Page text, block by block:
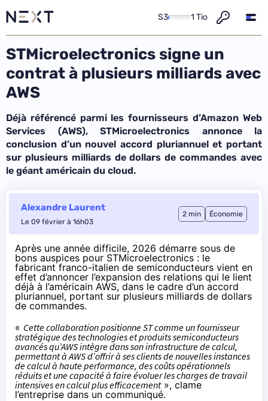
S3 1 Tio
STMicroelectronics signe un
contrat à plusieurs milliards avec
AWS
Déjà référencé parmi les fournisseurs d’Amazon Web
Services (AWS), STMicroelectronics annonce la
conclusion d’un nouvel accord pluriannuel et portant
sur plusieurs milliards de dollars de commandes avec
le géant américain du cloud.
Alexandre Laurent
Le 09 février à 16h03
2 min Économie
Après une année difficile, 2026 démarre sous de
bons auspices pour STMicroelectronics : le
fabricant franco-italien de semiconducteurs vient en
effet d’annoncer l’expansion des relations qui le lient
déjà à l’américain AWS, dans le cadre d’un accord
pluriannuel, portant sur plusieurs milliards de dollars
de commandes.
« Cette collaboration positionne ST comme un fournisseur
stratégique des technologies et produits semiconducteurs
avancés qu’AWS intègre dans son infrastructure de calcul,
permettant à AWS d’offrir à ses clients de nouvelles instances
de calcul à haute performance, des coûts opérationnels
réduits et une capacité à faire évoluer les charges de travail
intensives en calcul plus efficacement», clame
l’entreprise dans un communiqué.